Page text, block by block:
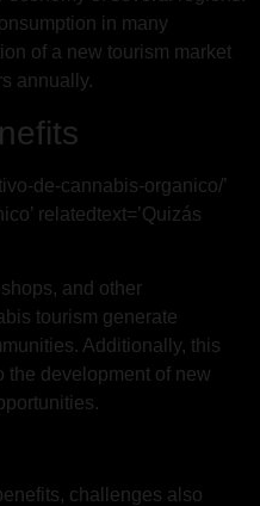
in many
of a new tourism market
annually.
de-cannabis-organico/’
relatedtext=’Quizás
and other
tourism generate
Additionally, this
the development of new
challenges also